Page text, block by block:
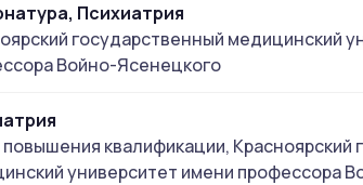
Психиатрия
государственный медицинский
Войно-Ясенецкого
повышения квалификации, Красноярский
университет имени профессора